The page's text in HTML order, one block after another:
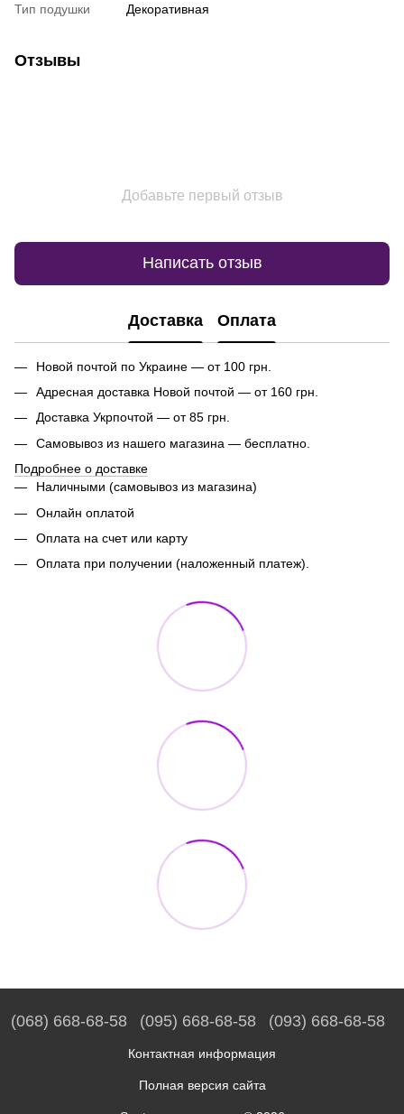
Тип подушки Декоративная
Отзывы
Добавьте первый отзыв
Написать отзыв
Доставка Оплата
Новой почтой по Украине — от 100 грн.
Адресная доставка Новой почтой — от 160 грн.
Доставка Укрпочтой — от 85 грн.
Самовывоз из нашего магазина — бесплатно.
Подробнее о доставке
Наличными (самовывоз из магазина)
Онлайн оплатой
Оплата на счет или карту
Оплата при получении (наложенный платеж).
(068) 668-68-58 (095) 668-68-58 (093) 668-68-58
Контактная информация
Полная версия сайта